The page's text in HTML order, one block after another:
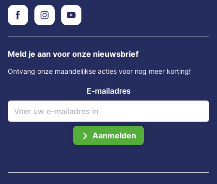
Meld je aan voor onze nieuwsbrief
Ontvang onze maandelijkse acties voor nog meer korting!
E-mailadres
Aanmelden